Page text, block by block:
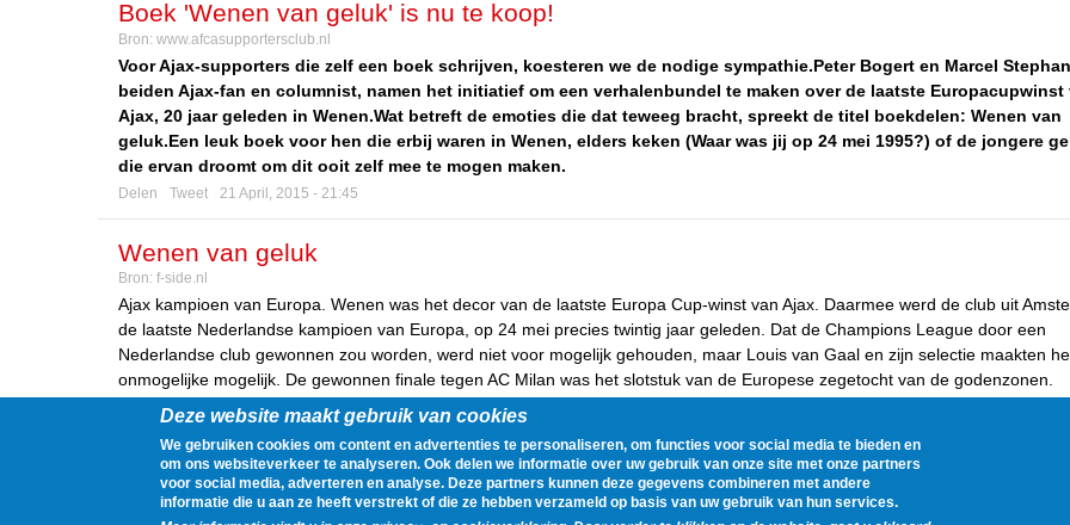
Boek 'Wenen van geluk' is nu te koop!
Bron: www.afcasupportersclub.nl
Voor Ajax-supporters die zelf een boek schrijven, koesteren we de nodige sympathie.Peter Bogert en Marcel
beiden Ajax-fan en columnist, namen het initiatief om een verhalenbundel te maken over de laatste Europacupwinst
Ajax, 20 jaar geleden in Wenen.Wat betreft de emoties die dat teweeg bracht, spreekt de titel boekdelen: Wenen van
geluk.Een leuk boek voor hen die erbij waren in Wenen, elders keken (Waar was jij op 24 mei 1995?) of de jongere
die ervan droomt om dit ooit zelf mee te mogen maken.
Delen Tweet 21 April, 2015 - 21:45
Wenen van geluk
Bron: f-side.nl
Ajax kampioen van Europa. Wenen was het decor van de laatste Europa Cup-winst van Ajax. Daarmee werd de club uit
de laatste Nederlandse kampioen van Europa, op 24 mei precies twintig jaar geleden. Dat de Champions League door een
Nederlandse club gewonnen zou worden, werd niet voor mogelijk gehouden, maar Louis van Gaal en zijn selectie maakten
onmogelijke mogelijk. De gewonnen finale tegen AC Milan was het slotstuk van de Europese zegetocht van de godenzonen.
Tweet 14 April, 2015 - 23:00
1 2 3 4 5 6 7 8 9 … next › last »
Deze website maakt gebruik van cookies
We gebruiken cookies om content en advertenties te personaliseren, om functies voor social media te bieden en
om ons websiteverkeer te analyseren. Ook delen we informatie over uw gebruik van onze site met onze partners
voor social media, adverteren en analyse. Deze partners kunnen deze gegevens combineren met andere
informatie die u aan ze heeft verstrekt of die ze hebben verzameld op basis van uw gebruik van hun services.